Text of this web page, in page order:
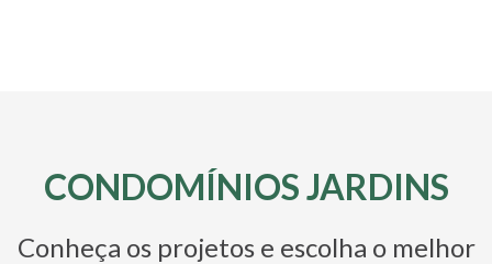
CONDOMÍNIOS JARDINS
Conheça os projetos e escolha o melhor